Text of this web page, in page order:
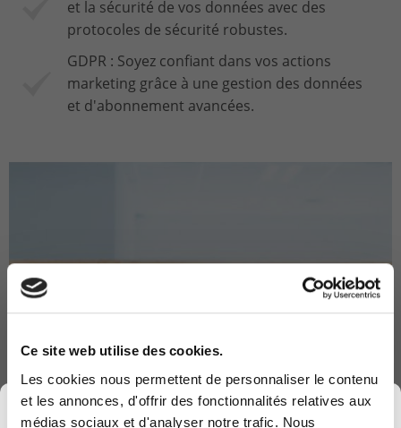
Ce site web utilise des cookies.
Les cookies nous permettent de personnaliser le contenu
et les annonces, d'offrir des fonctionnalités relatives aux
médias sociaux et d'analyser notre trafic. Nous
et la sécurité de vos données avec des
protocoles de sécurité robustes.
GDPR : Soyez confiant dans vos actions
marketing grâce à une gestion des données
et d'abonnement avancées.